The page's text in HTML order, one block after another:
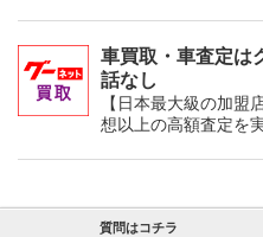
車買取・車査定
話なし
【日本最大級の加盟
想以上の高額査定を
質問はコチラ